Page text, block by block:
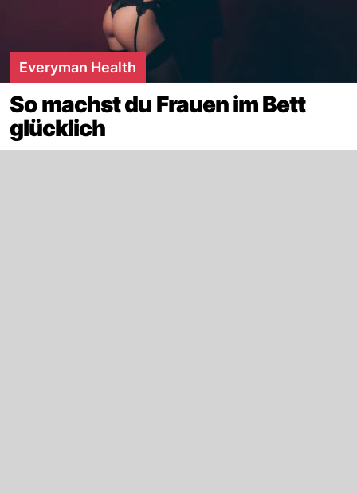
Everyman Health
So machst du Frauen im Bett
glücklich